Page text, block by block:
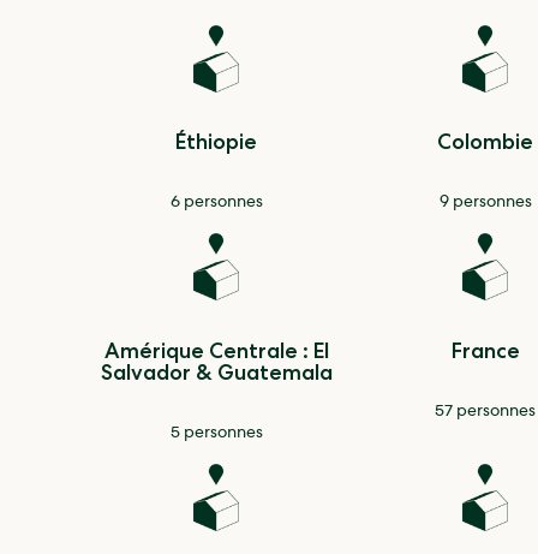
Éthiopie
6 personnes
Colombie
9 personnes
Amérique Centrale : El
Salvador & Guatemala
5 personnes
France
57 personnes